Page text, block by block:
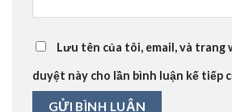
Lưu tên của tôi, email, và trang
duyệt này cho lần bình luận kế tiếp